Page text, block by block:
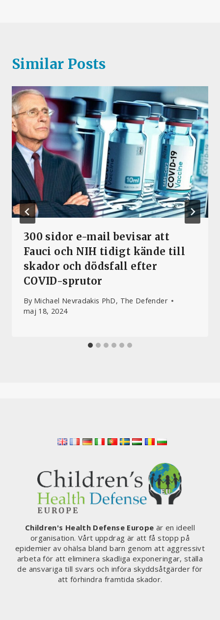
Similar Posts
300 sidor e-mail bevisar att
Fauci och NIH tidigt kände till
skador och dödsfall efter
COVID-sprutor
By Michael Nevradakis PhD, The Defender
maj 18, 2024
Children's Health Defense Europe är en ideell
organisation. Vårt uppdrag är att få stopp på
epidemier av ohälsa bland barn genom att aggressivt
arbeta för att eliminera skadliga exponeringar, ställa
de ansvariga till svars och införa skyddsåtgärder för
att förhindra framtida skador.